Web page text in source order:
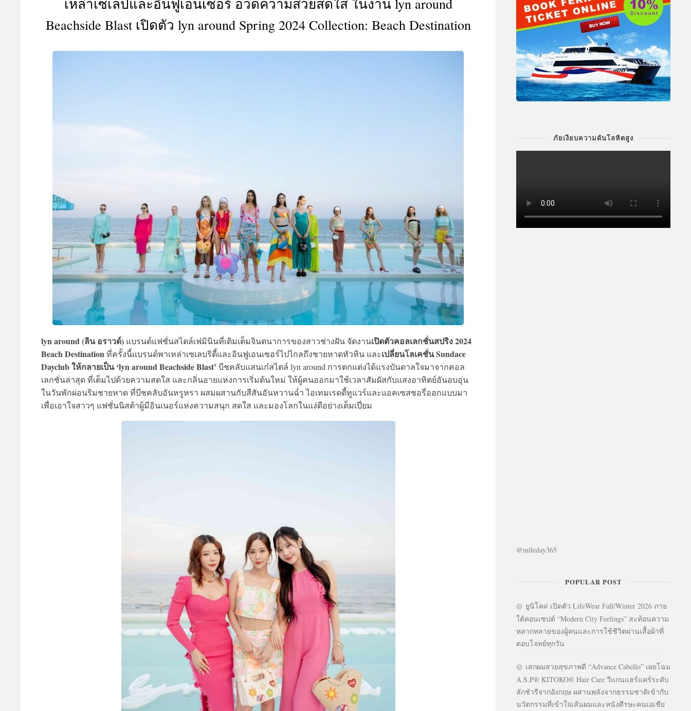
&
เหล่าเซเลปและอินฟูเอนเซอร์ อวดความสวยสดใส ในงาน lyn around
Beachside Blast เปิดตัว lyn around Spring 2024 Collection: Beach Destination
lyn around (ลิน อราวด์) แบรนด์แฟชั่นสไตล์เฟมินินที่เติมเต็มจินตนาการของสาวช่างฝัน จัดงานเปิดตัวคอลเลกชั่นสปริง 2024
Beach Destinationที่ครั้งนี้แบรนด์พาเหล่าเซเลบริตี้และอินฟูเอนเซอร์ไปไกลถึงชายหาดหัวหิน และเปลี่ยนโลเคชั่น Sundace
Dayclub ให้กลายเป็น ‘lyn around Beachside Blast’ บีชคลับแสนเก๋สไตล์ lyn around การตกแต่งได้แรงบันดาลใจมาจากคอล
เลกชั่นล่าสุด ที่เต็มไปด้วยความสดใส และกลิ่นอายแห่งการเริ่มต้นใหม่ ให้ผู้คนออกมาใช้เวลาสัมผัสกับแสงอาทิตย์อันอบอุ่น
ในวันพักผ่อนริมชายหาด ที่บีชคลับอันหรูหรา ผสมผสานกับสีสันอันหวานฉ่ำ ไอเทมเรดดี้ทูแวร์และแอคเซสซอรี่ออกแบบมา
เพื่อเอาใจสาวๆ แฟชั่นนิสต้าผู้มีอินเนอร์แห่งความสนุก สดใส และมองโลกในแง่ดีอย่างเต็มเปี่ยม
ภัยเงียบความดันโลหิตสูง
@mileday365
POPULAR POST
ยูนิโคล่ เปิดตัว LifeWear Fall/Winter 2026 ภาย
ใต้คอนเซปต์ “Modern City Feelings” สะท้อนความ
หลากหลายของผู้คนและการใช้ชีวิตผ่านเสื้อผ้าที่
ตอบโจทย์ทุกวัน
เสกผมสวยสุขภาพดี “Advance Cabello” เผยโฉม
A.S.P® KITOKO® Hair Care วีแกนแฮร์แคร์ระดับ
ลักชัวรีจากอังกฤษ ผสานพลังจากธรรมชาติเข้ากับ
นวัตกรรมที่เข้าใจเส้นผมและหนังศีรษะคนเอเชีย